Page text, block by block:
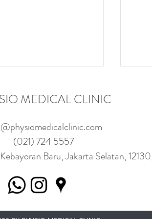
Gejala Osteoarthritis
MEDICAL CLINIC
(021) 724 5557
Baru, Jakarta Selatan,